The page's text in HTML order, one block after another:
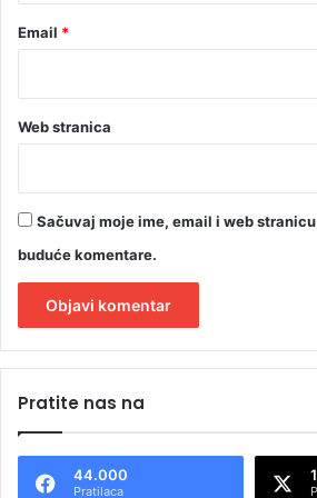
Email *
Web stranica
Sačuvaj moje ime, email i web
buduće komentare.
tPratite nas na
44.000
Pratilaca